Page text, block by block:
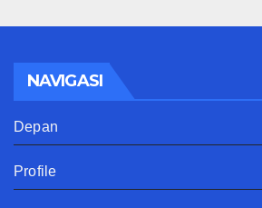
NAVIGASI
Depan
Profile